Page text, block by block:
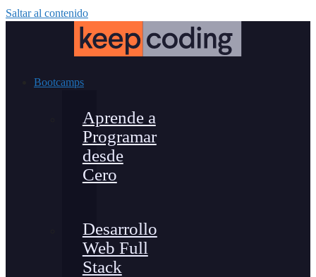
Saltar al contenido
Bootcamps
Aprende a
Programar
desde
Cero
Desarrollo
Web Full
Stack